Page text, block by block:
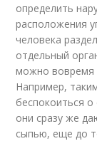
определить
расположения
человека
отдельный
можно вовремя
Например,
беспокоиться
они сразу же
сыпью, еще до